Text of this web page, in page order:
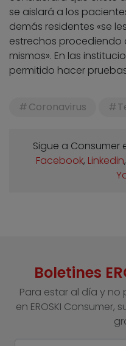
se aislará a los
demás residentes «se
estrechos procediendo
mismos». En las
permitido hacer pruebas
Coronavirus
Sigue a Consumer
Facebook, Linkedin,
Boletines
Para estar al día y
en EROSKI